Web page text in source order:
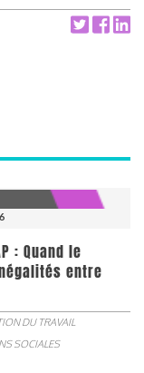
: Quand le
entre
DU TRAVAIL
SOCIALES